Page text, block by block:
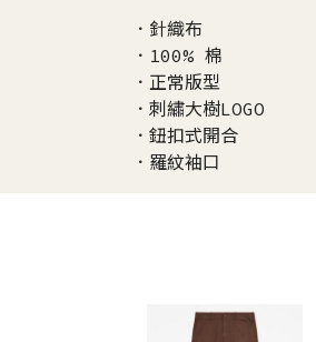
．針織布
．100% 棉
．正常版型
．刺繡大樹LOGO
．鈕扣式開合
．羅紋袖口